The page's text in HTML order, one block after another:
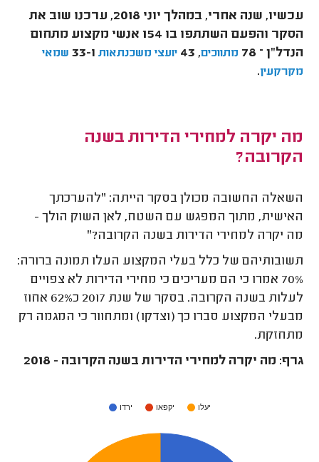
עכשיו, שנה אחרי, במהלך יוני 2018, ערכנו שוב את
הסקר והפעם השתתפו בו 154 אנשי מקצוע מתחום
הנדל"ן – 78
מתווכים, 43 יועצי משכנתאות ו-33
שמאי
מקרקעין.
מה יקרה למחירי הדירות בשנה
הקרובה?
השאלה החשובה מכולן בסקר הייתה: "להערכתך
האישית, מתוך המפגש עם השטח, לאן השוק הולך -
מה יקרה למחירי הדירות בשנה הקרובה?"
תשובותיהם של כלל בעלי המקצוע העלו תמונה ברורה:
70% אמרו כי הם מעריכים כי מחירי הדירות לא צפויים
לעלות בשנה הקרובה. בסקר של שנת 2017 כ62% אחוז
מבעלי המקצוע סברו כך (וצדקו) ומתחוור כי המגמה רק
מתחזקת.
גרף: מה יקרה למחירי הדירות בשנה הקרובה - 2018
ירדו יקפאו יעלו